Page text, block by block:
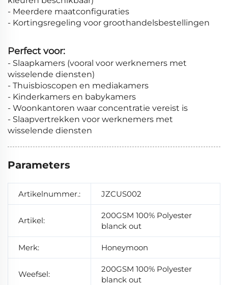
- Meerdere maatconfiguraties
- Kortingsregeling voor groothandelsbestellingen
Perfect voor:
- Slaapkamers (vooral voor werknemers met
wisselende diensten)
- Thuisbioscopen en mediakamers
- Kinderkamers en babykamers
- Woonkantoren waar concentratie vereist is
- Slaapvertrekken voor werknemers met
wisselende diensten
Parameters
Artikelnummer.: JZCUS002
Artikel:
200GSM 100% Polyester
blanck out
Merk: Honeymoon
Weefsel:
200GSM 100% Polyester
blanck out